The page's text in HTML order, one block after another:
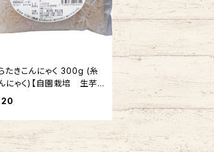
たきこんにゃく 300g (糸
にゃく)【自園栽培 生芋こ
ゃく】